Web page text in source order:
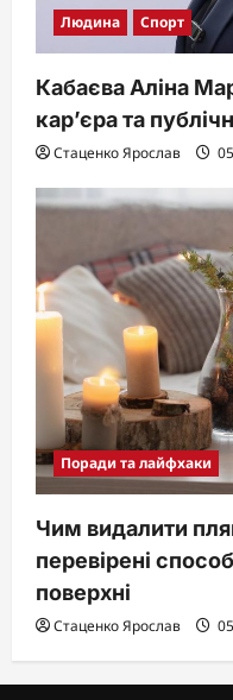
Людина Спорт
Кабаєва Аліна
кар’єра та
Стаценко Ярослав
Поради та лайфхаки
Чим видалити
перевірені
поверхні
Стаценко Ярослав